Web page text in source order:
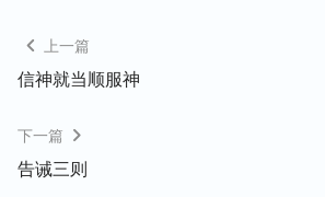
但我愿继续对你们作我该作的工作
赐给你们，让你们从我得着益处，
我的，我愿将我未曾告诉给别人的
上一篇
信神就当顺服神
下一篇
告诫三则